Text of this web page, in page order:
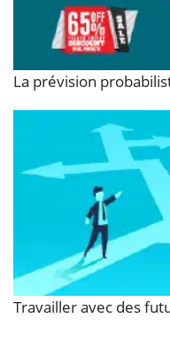
La prévision
Travailler avec des